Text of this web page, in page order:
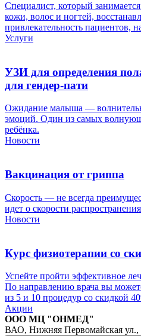
Специалист, который
кожи, волос и ногтей,
привлекательность пациентов,
Услуги
УЗИ для определения
для гендер-пати
Ожидание малыша —
эмоций. Один из самых
ребёнка.
Новости
Вакцинация от гриппа
Скорость — не всегда
идет о скорости
Новости
Курс физиотерапии со
Успейте пройти эффективное
По направлению врача вы
из 5 и 10 процедур со скидкой
Акции
ООО МЦ "ОНМЕД"
ВАО, Нижняя Первомайская ул.,